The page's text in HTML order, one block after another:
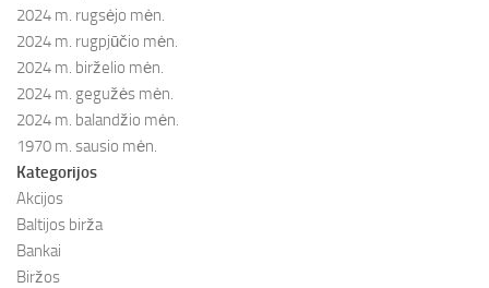
2024 m. rugsėjo mėn.
2024 m. rugpjūčio mėn.
2024 m. birželio mėn.
2024 m. gegužės mėn.
2024 m. balandžio mėn.
1970 m. sausio mėn.
Kategorijos
Akcijos
Baltijos birža
Bankai
Biržos